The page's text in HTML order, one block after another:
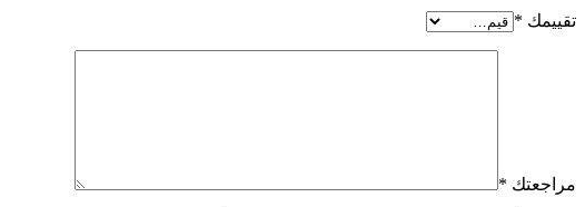
تقييمك *
مراجعتك *